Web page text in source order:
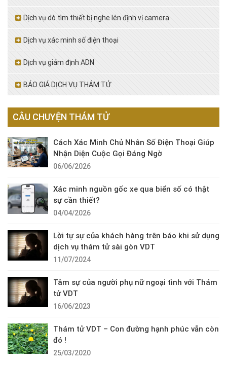
Dịch vụ dò tìm thiết bị nghe lén định vị camera
Dịch vụ xác minh số điện thoại
Dịch vụ giám định ADN
BÁO GIÁ DỊCH VỤ THÁM TỬ
CÂU CHUYỆN THÁM TỬ
Cách Xác Minh Chủ Nhân Số Điện Thoại Giúp
Nhận Diện Cuộc Gọi Đáng Ngờ
06/06/2026
Xác minh nguồn gốc xe qua biển số có thật
sự cần thiết?
04/04/2026
Lời tự sự của khách hàng trên báo khi sử dụng
dịch vụ thám tử sài gòn VDT
11/07/2024
Tâm sự của người phụ nữ ngoại tình với Thám
tử VDT
16/06/2023
Thám tử VDT – Con đường hạnh phúc vẫn còn
đó !
25/03/2020